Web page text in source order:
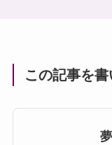
この記事を書